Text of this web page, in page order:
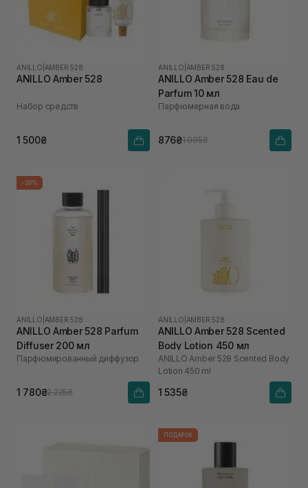
ANILLO AMBER 528
ANILLO Amber 528
Набор средств
1 500₴
ANILLO AMBER 528
ANILLO Amber 528 Eau de
Parfum 10 мл
Парфюмерная вода
876₴1 095₴
-20%
ANILLO AMBER 528
ANILLO Amber 528 Parfum
Diffuser 200 мл
Парфюмированный диффузор
1 780₴2 225₴
ANILLO AMBER 528
ANILLO Amber 528 Scented
Body Lotion 450 мл
ANILLO Amber 528 Scented Body
Lotion 450 ml
1 535₴
ПОДАРОК